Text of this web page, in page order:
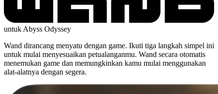
untuk Abyss Odyssey
Wand dirancang menyatu dengan game. Ikuti tiga langkah simpel ini
untuk mulai menyesuaikan petualanganmu. Wand secara otomatis
menemukan game dan memungkinkan kamu mulai menggunakan
alat-alatnya dengan segera.